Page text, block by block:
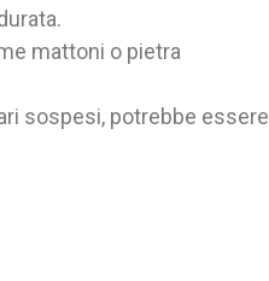
mattoni o pietra
sospesi, potrebbe essere